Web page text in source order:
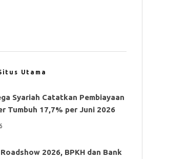
Utama
Syariah Catatkan Pembiayaan
Tumbuh 17,7% per Juni 2026
2026, BPKH dan Bank